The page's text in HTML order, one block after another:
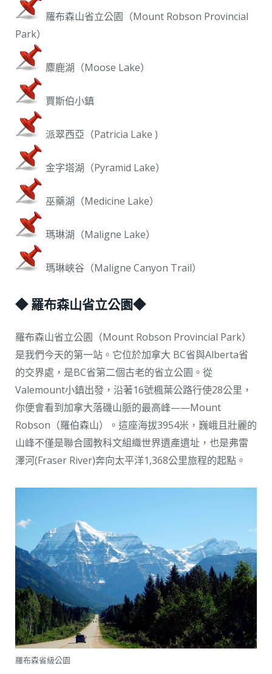
羅布森山省立公園（Mount Robson Provincial
Park）
麋鹿湖（Moose Lake）
賈斯伯小鎮
派翠西亞（Patricia Lake )
金字塔湖（Pyramid Lake）
巫藥湖（Medicine Lake）
瑪琳湖（Maligne Lake）
瑪琳峽谷（Maligne Canyon Trail）
◆ 羅布森山省立公園◆
羅布森山省立公園（Mount Robson Provincial Park）
是我們今天的第一站。它位於加拿大 BC省與Alberta省
的交界處，是BC省第二個古老的省立公園。從
Valemount小鎮出發，沿著16號楓葉公路行使28公里，
你便會看到加拿大落磯山脈的最高峰——Mount
Robson（羅伯森山）。這座海拔3954米，巍峨且壯麗的
山峰不僅是聯合國教科文組織世界遺產遺址，也是弗雷
澤河(Fraser River)奔向太平洋1,368公里旅程的起點。
羅布森省級公園